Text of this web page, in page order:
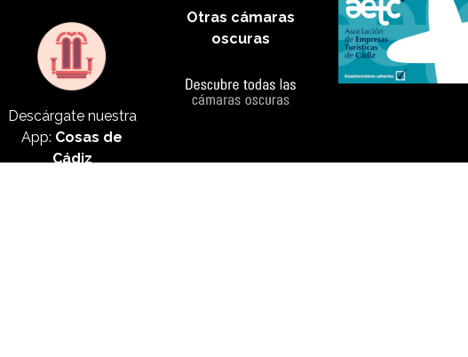
Descárgate nuestra
App: Cosas de
Cádiz
Otras cámaras
oscuras